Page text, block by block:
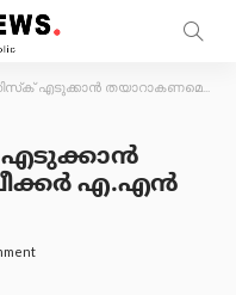
തയാറാകണമെന്ന് സ്പീക്കര്‍ എ.എന്‍ ഷംസീര്‍
എടുക്കാന്‍
എ.എന്‍